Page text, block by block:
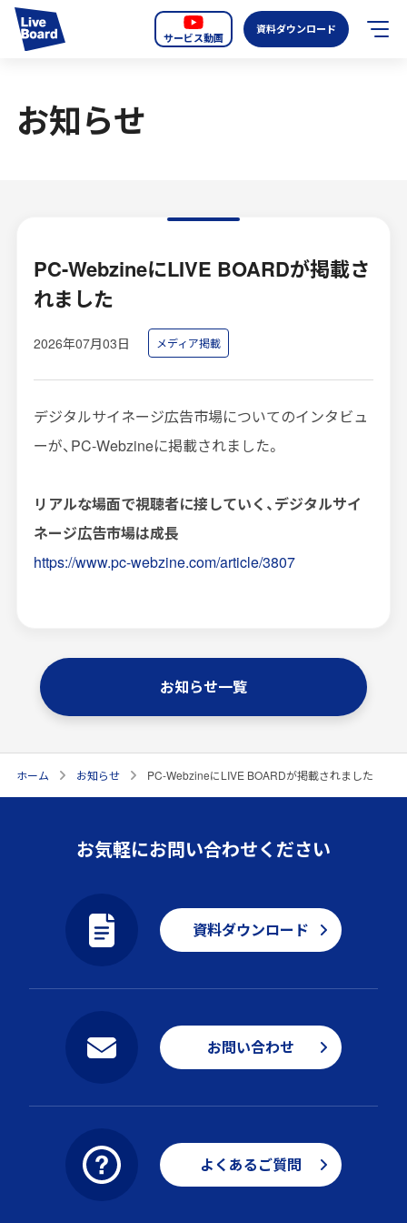
サービス動画
資料ダウンロード
サービス紹介
導入事例
全国のスクリーン
お知らせ
インプレッションデータの算出方法
よくあるご質問
掲載までの流れ
お知らせ
PC-WebzineにLIVE BOARDが掲載さ
れました
2026年07月03日 メディア掲載
デジタルサイネージ広告市場についてのインタビュ
ーが、PC-Webzineに掲載されました。
リアルな場面で視聴者に接していく、デジタルサイ
ネージ広告市場は成長
https://www.pc-webzine.com/article/3807
お知らせ一覧
ホーム お知らせ PC-WebzineにLIVE BOARDが掲載されました
お気軽にお問い合わせください
資料ダウンロード
お問い合わせ
よくあるご質問